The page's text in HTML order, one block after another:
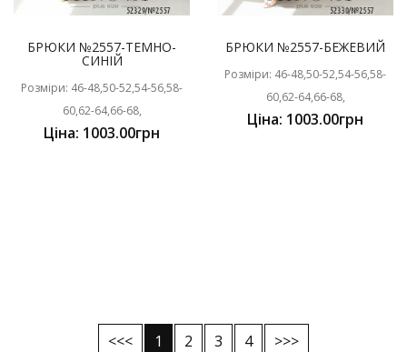
БРЮКИ №2557-ТЕМНО-
СИНІЙ
Розміри: 46-48,50-52,54-56,58-
60,62-64,66-68,
Ціна: 1003.00грн
БРЮКИ №2557-БЕЖЕВИЙ
Розміри: 46-48,50-52,54-56,58-
60,62-64,66-68,
Ціна: 1003.00грн
<<< 1 2 3 4 >>>